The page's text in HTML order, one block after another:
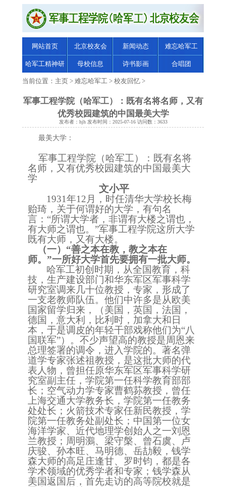
网站首页 北京校友会 新闻动态 难忘哈军工
哈军工精神研
究
母校信息 诗书影画 合唱团
当前位置： 主页 > 难忘哈军工 > 校友回忆 >
军事工程学院（哈军工）：既有名将名师，又有
优秀校园建筑的中国最美大学
发布者：hjh 发布时间：2025-07-16 访问数：3633
最美大学：
军事工程学院（哈军工）：既有名将
名师，又有优秀校园建筑的中国最美大
学
文小平
1931年12月，时任清华大学校长梅
贻琦，关于何谓好的大学，有句名
言：“所谓大学者，非谓有大楼之谓也，
有大师之谓也。”军事工程学院这所大学
既有大师，又有大楼。
（一） “善之本在教，教之本在
师。”一所好大学首先要拥有一批大师。
哈军工初创时期，从全国教育，科
技，生产建设部门和华东军区军事科学
研究室调来几十位教授，专家，形成了
一支老教师队伍。他们中许多是从欧美
国家留学归来，（美国，英国，法国，
德国，意大利，比利时，加拿大和日
本，于是调皮的年轻干部戏称他们为“八
国联军”）。不少声望高的教授是周恩来
总理签署的调令，进入学院的。著名弹
道学专家张述祖教授，是这批大师的代
表人物，曾担任原华东军区军事科学研
究室副主任，学院第一任科学教育部部
长；空气动力学专家曹鹤荪教授，曾任
上海交通大学教务长，学院第一任教务
处处长；火箭技术专家任新民教授，学
院第一任教务处副处长；中国第一位女
海洋学家、近代地理学创始人之一刘恩
兰教授；周明鸂、梁守槃、曾石虞、卢
庆骏、孙本旺、马明德、岳劼毅，钱学
森大师的高足庄逢甘、罗时钧，都是各
学术领域的优秀学者和专家；钱学森从
美国返国后，首先走访的高等院校就是